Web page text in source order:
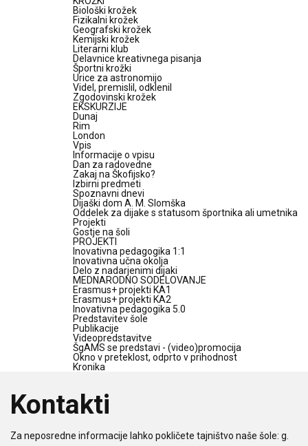
Biološki krožek
Fizikalni krožek
Geografski krožek
Kemijski krožek
Literarni klub
Delavnice kreativnega pisanja
Športni krožki
Urice za astronomijo
Videl, premislil, odklenil
Zgodovinski krožek
EKSKURZIJE
Dunaj
Rim
London
Vpis
Informacije o vpisu
Dan za radovedne
Zakaj na Škofijsko?
Izbirni predmeti
Spoznavni dnevi
Dijaški dom A. M. Slomška
Oddelek za dijake s statusom športnika ali umetnika
Projekti
Gostje na šoli
PROJEKTI
Inovativna pedagogika 1:1
Inovativna učna okolja
Delo z nadarjenimi dijaki
MEDNARODNO SODELOVANJE
Erasmus+ projekti KA1
Erasmus+ projekti KA2
Inovativna pedagogika 5.0
Predstavitev šole
Publikacije
Videopredstavitve
ŠgAMS se predstavi - (video)promocija
Okno v preteklost, odprto v prihodnost
Kronika
Kontakti
Za neposredne informacije lahko pokličete tajništvo naše šole: g.